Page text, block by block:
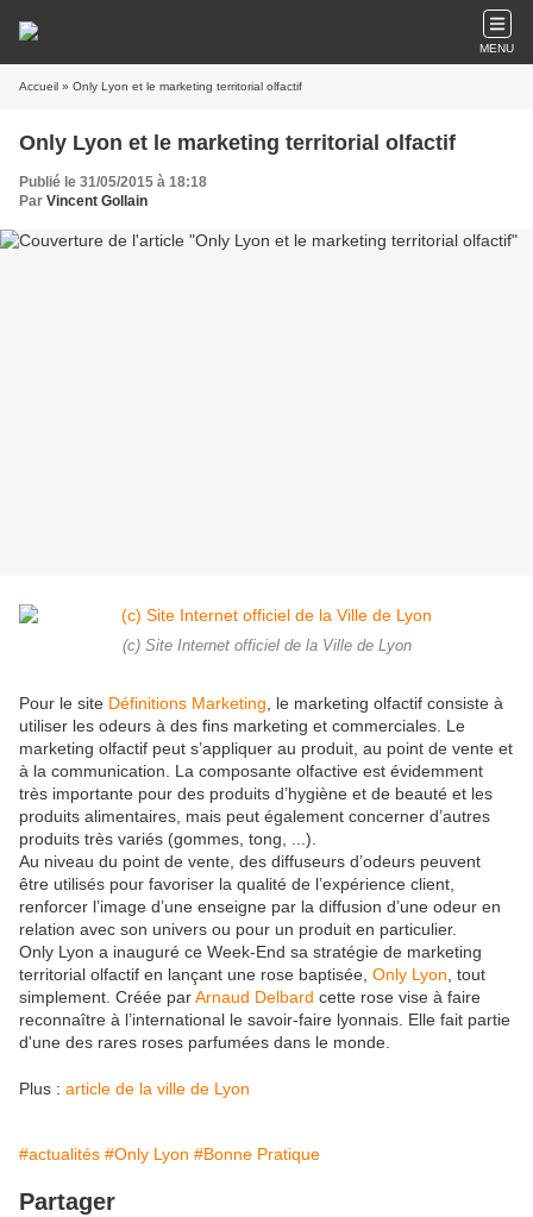
MENU
Accueil » Only Lyon et le marketing territorial olfactif
Only Lyon et le marketing territorial olfactif
Publié le 31/05/2015 à 18:18
Par Vincent Gollain
(c) Site Internet officiel de la Ville de Lyon
Pour le site Définitions Marketing , le marketing olfactif consiste à
utiliser les odeurs à des fins marketing et commerciales. Le
marketing olfactif peut s’appliquer au produit, au point de vente et
à la communication. La composante olfactive est évidemment
très importante pour des produits d’hygiène et de beauté et les
produits alimentaires, mais peut également concerner d’autres
produits très variés (gommes, tong, ...).
Au niveau du point de vente, des diffuseurs d’odeurs peuvent
être utilisés pour favoriser la qualité de l’expérience client,
renforcer l’image d’une enseigne par la diffusion d’une odeur en
relation avec son univers ou pour un produit en particulier.
Only Lyon a inauguré ce Week-End sa stratégie de marketing
territorial olfactif en lançant une rose baptisée, Only Lyon , tout
simplement. Créée parArnaud Delbard cette rose vise à faire
reconnaître à l’international le savoir-faire lyonnais. Elle fait partie
d'une des rares roses parfumées dans le monde.
Plus : article de la ville de Lyon
#actualités #Only Lyon #Bonne Pratique
Partager